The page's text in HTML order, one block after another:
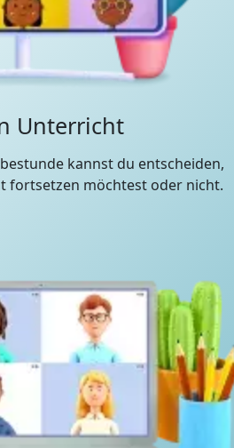
Unterricht
kannst du entscheiden,
fortsetzen möchtest oder nicht.